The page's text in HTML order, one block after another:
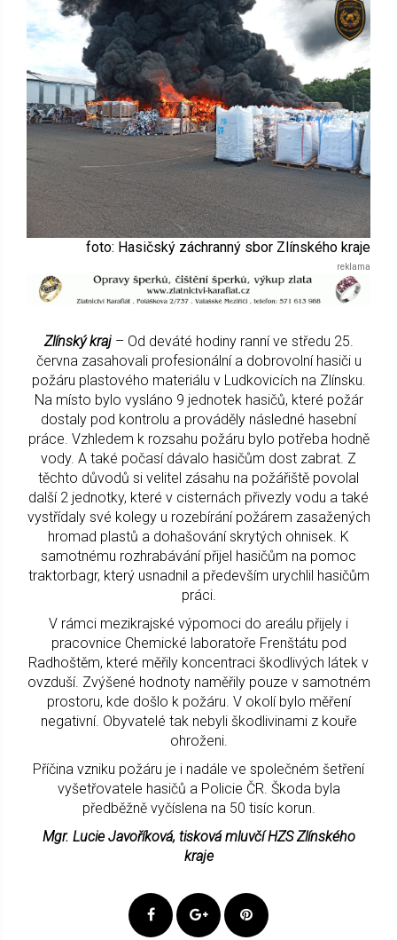
foto: Hasičský záchranný sbor Zlínského kraje
Zlínský kraj – Od deváté hodiny ranní ve středu 25.
června zasahovali profesionální a dobrovolní hasiči u
požáru plastového materiálu v Ludkovicích na Zlínsku.
Na místo bylo vysláno 9 jednotek hasičů, které požár
dostaly pod kontrolu a prováděly následné hasební
práce. Vzhledem k rozsahu požáru bylo potřeba hodně
vody. A také počasí dávalo hasičům dost zabrat. Z
těchto důvodů si velitel zásahu na požářiště povolal
další 2 jednotky, které v cisternách přivezly vodu a také
vystřídaly své kolegy u rozebírání požárem zasažených
hromad plastů a dohašování skrytých ohnisek. K
samotnému rozhrabávání přijel hasičům na pomoc
traktorbagr, který usnadnil a především urychlil hasičům
práci.
V rámci mezikrajské výpomoci do areálu přijely i
pracovnice Chemické laboratoře Frenštátu pod
Radhoštěm, které měřily koncentraci škodlivých látek v
ovzduší. Zvýšené hodnoty naměřily pouze v samotném
prostoru, kde došlo k požáru. V okolí bylo měření
negativní. Obyvatelé tak nebyli škodlivinami z kouře
ohroženi.
Příčina vzniku požáru je i nadále ve společném šetření
vyšetřovatele hasičů a Policie ČR. Škoda byla
předběžně vyčíslena na 50 tisíc korun.
Mgr. Lucie Javoříková, tisková mluvčí HZS Zlínského
kraje